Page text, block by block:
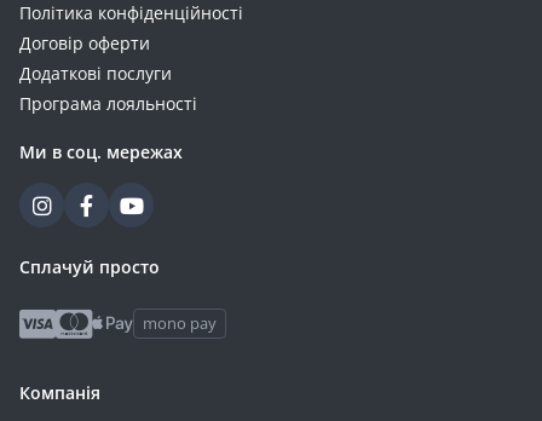
Політика конфіденційності
Договір оферти
Додаткові послуги
Програма лояльності
Ми в соц. мережах
Сплачуй просто
mono pay
Компанія